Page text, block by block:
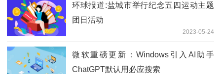
环球报道:盐城市举行纪念五四运动主题
团日活动
2023-05-24
微软重磅更新：Windows引入AI助手
ChatGPT默认用必应搜索